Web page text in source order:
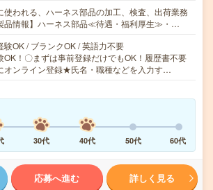
使われる、ハーネス部品の加工、検査、出荷業務
品情報】ハーネス部品≪待遇・福利厚生≫・…
験OK / ブランクOK / 英語力不要
！〇まずは事前登録だけでもOK！履歴書不要
オンライン登録★氏名・職種などを入力す…
30代 40代 50代 60代
応募へ進む 詳しく見る